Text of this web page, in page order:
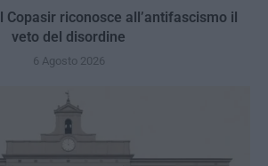
Copasir riconosce all’antifascismo il
veto del disordine
6 Agosto 2026